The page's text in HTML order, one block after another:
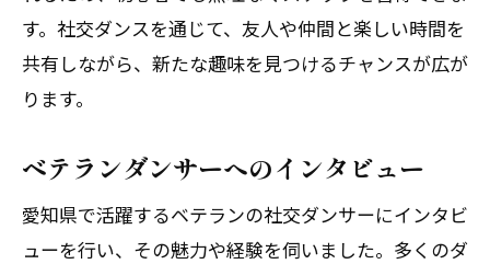
す。社交ダンスを通じて、友人や仲間と楽しい時間を
共有しながら、新たな趣味を見つけるチャンスが広が
ります。
ベテランダンサーへのインタビュー
愛知県で活躍するベテランの社交ダンサーにインタビ
ューを行い、その魅力や経験を伺いました。多くのダ